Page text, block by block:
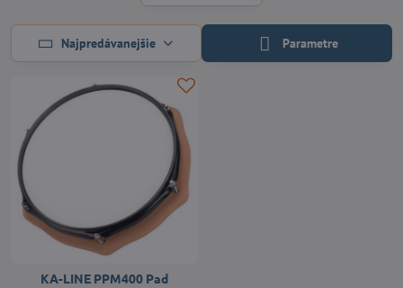
Najpredávanejšie Parametre
KA-LINE PPM400 Pad